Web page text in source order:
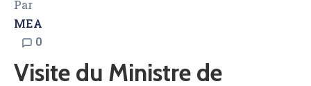
MEA
0
Visite du Ministre de